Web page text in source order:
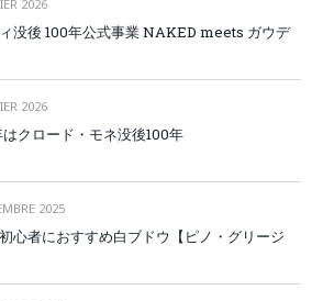
2026
没後 100年公式事業 NAKED meets ガウデ
2026
クロード・モネ没後100年
2025
心者におすすめ白ブドウ【ピノ・グリージ